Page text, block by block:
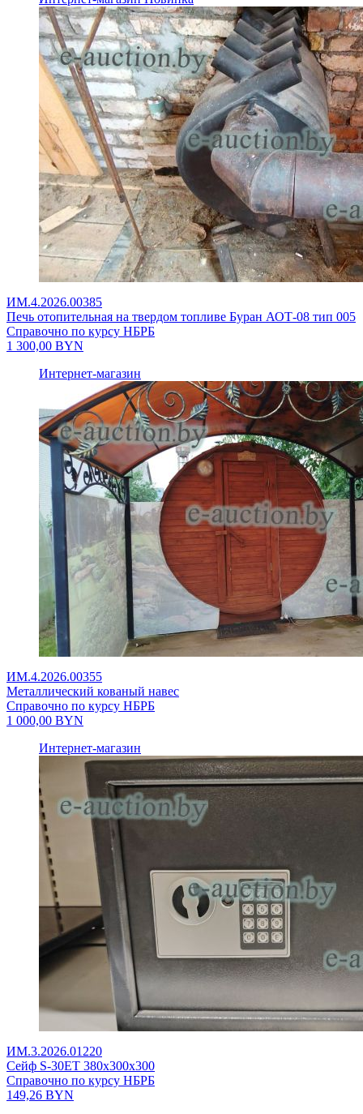
ИМ.4.2026.00385
Печь отопительная на твердом топливе Буран АОТ-08 тип 005
Справочно по курсу НБРБ
1 300,00 BYN
Интернет-магазин
ИМ.4.2026.00355
Металлический кованый навес
Справочно по курсу НБРБ
1 000,00 BYN
Интернет-магазин
ИМ.3.2026.01220
Сейф S-30ET 380x300x300
Справочно по курсу НБРБ
149,26 BYN